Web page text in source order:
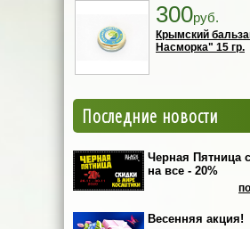
300руб.
Крымский
Насморка" 15 гр.
Последние новости
Черная Пятница
на все - 20%
Весенняя акция!